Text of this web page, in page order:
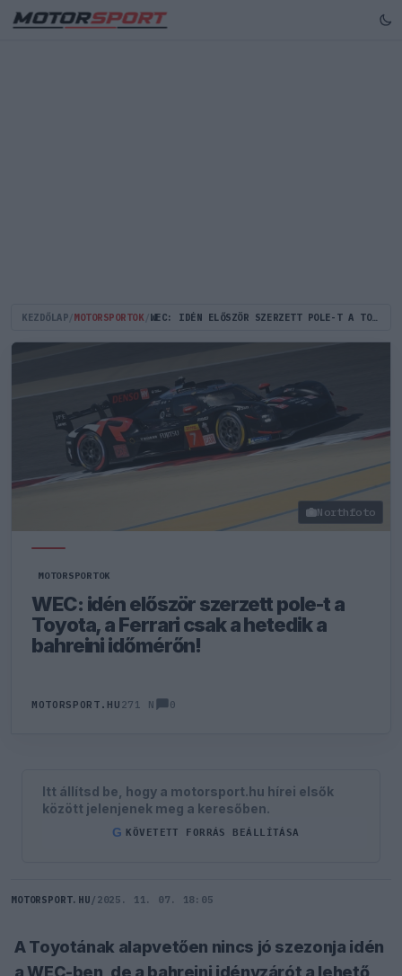
KEZDŐLAP MOTORSPORTOK WEC: IDÉN ELŐSZÖR SZERZETT POLE-T A TOYOTA, A FERRARI CSAK A HETEDIK A BAHREINI IDŐMÉRŐN!
Northfoto
MOTORSPORTOK
WEC: idén először szerzett pole-t a
Toyota, a Ferrari csak a hetedik a
bahreini időmérőn!
MOTORSPORT.HU 271 N 0
Itt állítsd be, hogy a motorsport.hu hírei elsők
között jelenjenek meg a keresőben.
G KÖVETETT FORRÁS BEÁLLÍTÁSA
MOTORSPORT.HU / 2025. 11. 07. 18:05
A Toyotának alapvetően nincs jó szezonja idén
a WEC-ben, de a bahreini idényzárót a lehető